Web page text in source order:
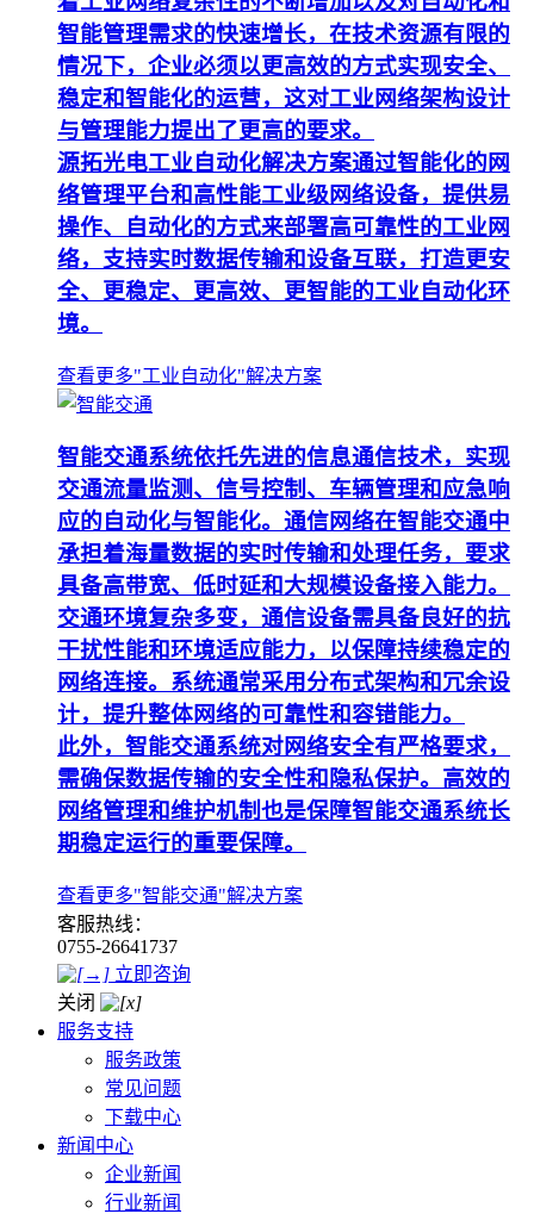
智能管理需求的快速增长，在技术资源有限的
情况下，企业必须以更高效的方式实现安全、
稳定和智能化的运营，这对工业网络架构设计
与管理能力提出了更高的要求。
源拓光电工业自动化解决方案通过智能化的网
络管理平台和高性能工业级网络设备，提供易
操作、自动化的方式来部署高可靠性的工业网
络，支持实时数据传输和设备互联，打造更安
全、更稳定、更高效、更智能的工业自动化环
境。
查看更多"工业自动化"解决方案
智能交通系统依托先进的信息通信技术，实现
交通流量监测、信号控制、车辆管理和应急响
应的自动化与智能化。通信网络在智能交通中
承担着海量数据的实时传输和处理任务，要求
具备高带宽、低时延和大规模设备接入能力。
交通环境复杂多变，通信设备需具备良好的抗
干扰性能和环境适应能力，以保障持续稳定的
网络连接。系统通常采用分布式架构和冗余设
计，提升整体网络的可靠性和容错能力。
此外，智能交通系统对网络安全有严格要求，
需确保数据传输的安全性和隐私保护。高效的
网络管理和维护机制也是保障智能交通系统长
期稳定运行的重要保障。
查看更多"智能交通"解决方案
客服热线：
0755-26641737
立即咨询
关闭
服务支持
服务政策
常见问题
下载中心
新闻中心
企业新闻
行业新闻